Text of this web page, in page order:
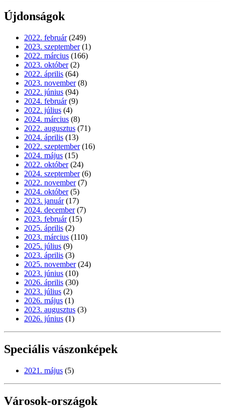
Újdonságok
2022. február (249)
2023. szeptember (1)
2022. március (166)
2023. október (2)
2022. április (64)
2023. november (8)
2022. június (94)
2024. február (9)
2022. július (4)
2024. március (8)
2022. augusztus (71)
2024. április (13)
2022. szeptember (16)
2024. május (15)
2022. október (24)
2024. szeptember (6)
2022. november (7)
2024. október (5)
2023. január (17)
2024. december (7)
2023. február (15)
2025. április (2)
2023. március (110)
2025. július (9)
2023. április (3)
2025. november (24)
2023. június (10)
2026. április (30)
2023. július (2)
2026. május (1)
2023. augusztus (3)
2026. június (1)
Speciális vászonképek
2021. május (5)
Városok-országok